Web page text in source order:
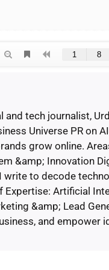
and tech journalist,
Universe PR on
grow online.
&amp; Innovation
write to decode
Expertise: Artificial
&amp; Lead
and empower